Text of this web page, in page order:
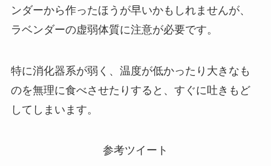
ンダーから作ったほうが早いかもしれませんが、
ラベンダーの虚弱体質に注意が必要です。
特に消化器系が弱く、温度が低かったり大きなも
のを無理に食べさせたりすると、すぐに吐きもど
してしまいます。
参考ツイート